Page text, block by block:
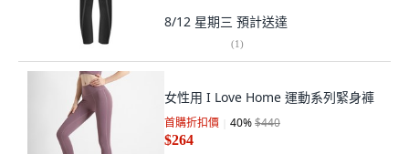
8/12 星期三 預計送達
(1)
女性用 I Love Home 運動系列緊身褲
首購折扣價 40%$440
$264